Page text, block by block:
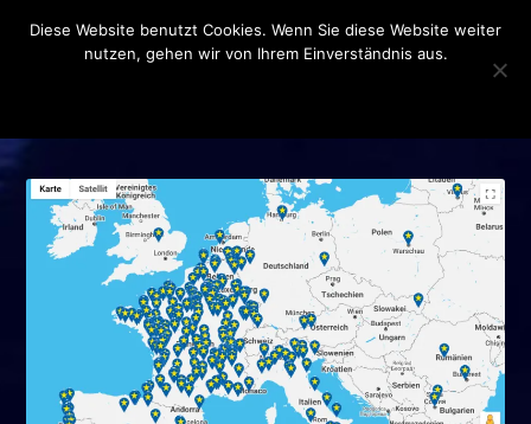
SCHLAGWORT:ZOLL
Diese Website benutzt Cookies. Wenn Sie diese Website weiter
nutzen, gehen wir von Ihrem Einverständnis aus.